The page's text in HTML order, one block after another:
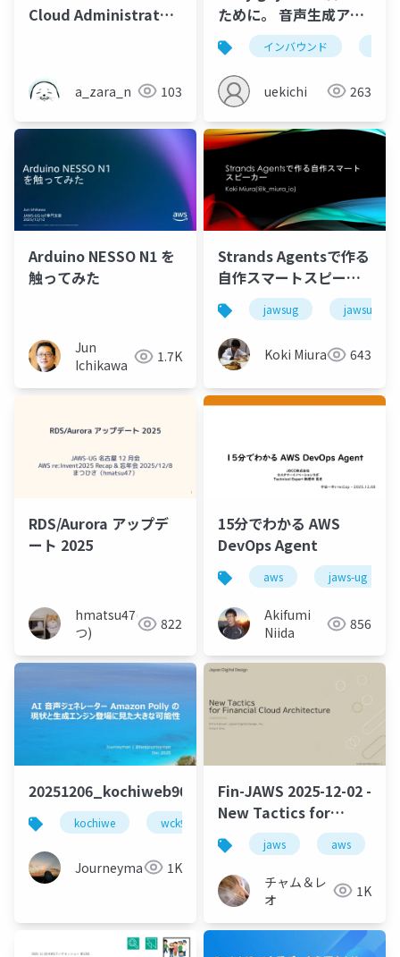
Cloud Administrator
a_zara_n 103
ために。 音声生成アプ
リ開発の奮闘録
インバウンド
uekichi 263
Arduino NESSO N1 を
触ってみた
Jun
Ichikawa
1.7K
Strands Agentsで作る
自作スマートスピーカ
ー
jawsug
Koki Miura 643
RDS/Aurora アップデ
ート 2025
hmatsu47(ま
つ)
822
15分でわかる AWS
DevOps Agent
aws jaws-ug
Akifumi
Niida
856
20251206_kochiweb90_beajouneyman
kochiwe wck90 ウェブクリエイターズ高知
Journeyman 1K
Fin-JAWS 2025-12-02 -
New Tactics for
Finnancial Cloud
Architecture
jaws aws
チャム＆レ
オ
1K